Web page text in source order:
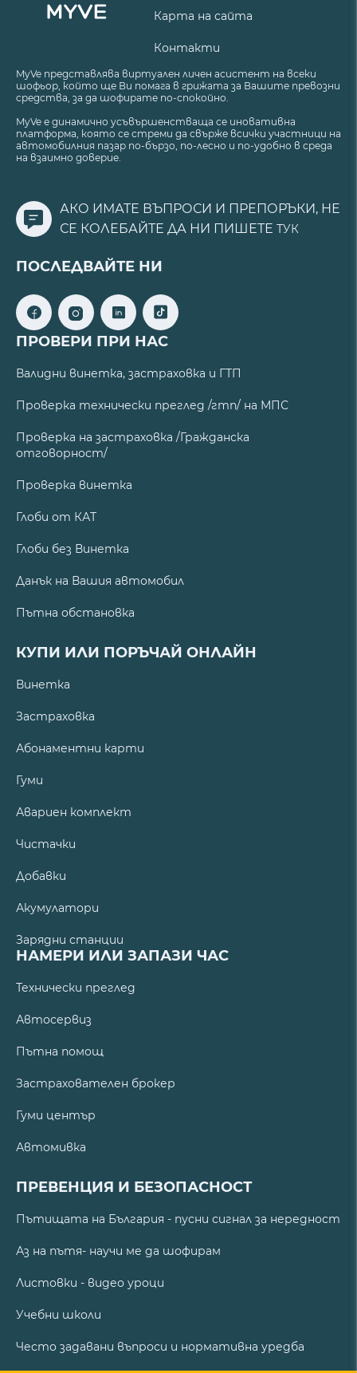
Карта на сайта
Контакти
MyVe представлява виртуален личен асистент на всеки
шофьор, който ще Ви помага в грижата за Вашите превозни
средства, за да шофирате по-спокойно.
MyVe е динамично усъвършенстваща се иновативна
платформа, която се стреми да свърже всички участници на
автомобилния пазар по-бързо, по-лесно и по-удобно в среда
на взаимно доверие.
АКО ИМАТЕ ВЪПРОСИ И ПРЕПОРЪКИ, НЕ
СЕ КОЛЕБАЙТЕ ДА НИ ПИШЕТЕ ТУК
ПОСЛЕДВАЙТЕ НИ
ПРОВЕРИ ПРИ НАС
Валидни винетка, застраховка и ГТП
Проверка технически преглед /гтп/ на МПС
Проверка на застраховка /Гражданска
отговорност/
Проверка винетка
Глоби от КАТ
Глоби без Винетка
Данък на Вашия автомобил
Пътна обстановка
КУПИ ИЛИ ПОРЪЧАЙ ОНЛАЙН
Винетка
Застраховка
Абонаментни карти
Гуми
Авариен комплект
Чистачки
Добавки
Акумулатори
Зарядни станции
НАМЕРИ ИЛИ ЗАПАЗИ ЧАС
Технически преглед
Автосервиз
Пътна помощ
Застрахователен брокер
Гуми център
Автомивка
ПРЕВЕНЦИЯ И БЕЗОПАСНОСТ
Пътищата на България - пусни сигнал за нередност
Аз на пътя- научи ме да шофирам
Листовки - видео уроци
Учебни школи
Често задавани въпроси и нормативна уредба